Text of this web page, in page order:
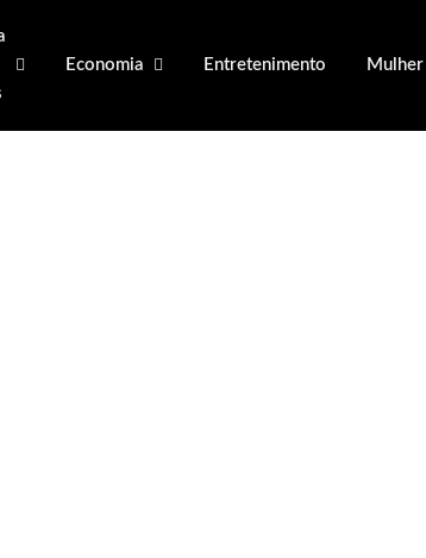
Economia Entretenimento Mulher